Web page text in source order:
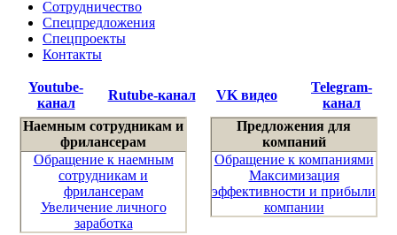
Сотрудничество
Спецпредложения
Спецпроекты
Контакты
Youtube-
канал
Rutube-канал VK видео
Telegram-
канал
Наемным сотрудникам и
фрилансерам
Обращение к наемным
сотрудникам и
фрилансерам
Увеличение личного
заработка
Предложения для
компаний
Обращение к компаниями
Максимизация
эффективности и прибыли
компании